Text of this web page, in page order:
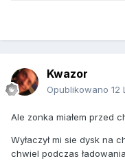
Kwazor
Opublikowano 12
Ale zonka miałem przed
Wyłaczył mi sie dysk na
chwiel podczas